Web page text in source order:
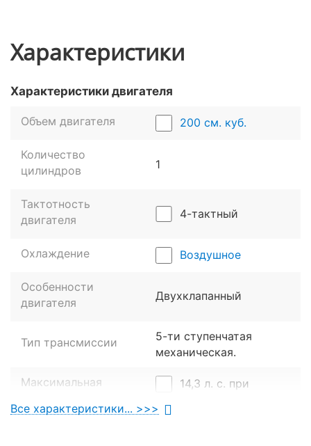
Характеристики
Характеристики двигателя
Объем двигателя 200 см. куб.
Количество
цилиндров
1
Тактотность
двигателя
4-тактный
Охлаждение Воздушное
Особенности
двигателя
Двухклапанный
Тип трансмиссии
5-ти ступенчатая
механическая.
Максимальная
14,3 л. с. при
Все характеристики... >>>